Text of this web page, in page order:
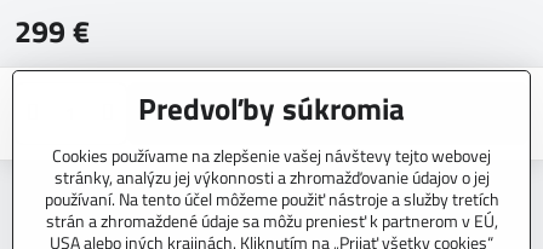
299 €
Do košíka
Otázka k produktu Strážny pes
Doručenia
Výrobca: CARTEX
Predvoľby súkromia
Cookies používame na zlepšenie vašej návštevy tejto webovej
stránky, analýzu jej výkonnosti a zhromažďovanie údajov o jej
používaní. Na tento účel môžeme použiť nástroje a služby tretích
strán a zhromaždené údaje sa môžu preniesť k partnerom v EÚ,
USA alebo iných krajinách. Kliknutím na „Prijať všetky cookies“